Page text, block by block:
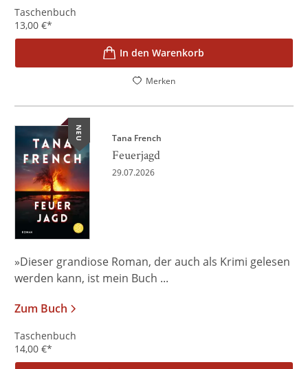
Taschenbuch
13,00 €*
In den Warenkorb
Merken
NEU Tana French
Feuerjagd
29.07.2026
»Dieser grandiose Roman, der auch als Krimi gelesen
werden kann, ist mein Buch ...
Zum Buch
Taschenbuch
14,00 €*